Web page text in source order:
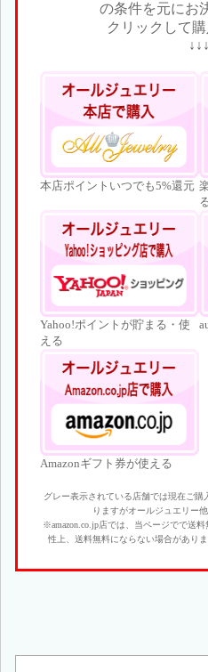
の条件を元にお
クリックして購
↓↓↓
本店ポイントいつでも5%還元
Yahoo!ポイントが貯まる・使
える
Amazonギフト券が使える
グレー表示されている店舗では現在ご購
りますがオールジュエリー
※amazon.co.jp店では、当ページでで送
性上、送料無料にならない場合があり